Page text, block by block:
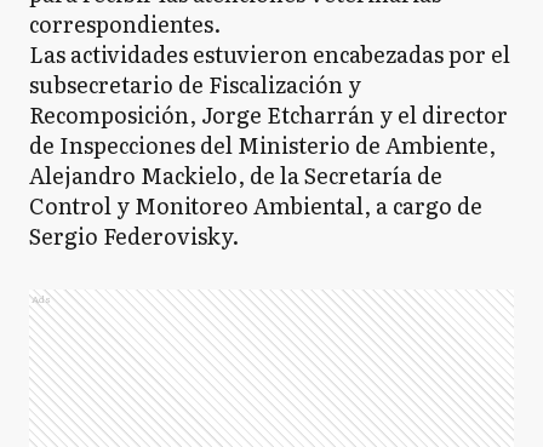
correspondientes.
Las actividades estuvieron encabezadas por el
subsecretario de Fiscalización y
Recomposición, Jorge Etcharrán y el director
de Inspecciones del Ministerio de Ambiente,
Alejandro Mackielo, de la Secretaría de
Control y Monitoreo Ambiental, a cargo de
Sergio Federovisky.
Ads